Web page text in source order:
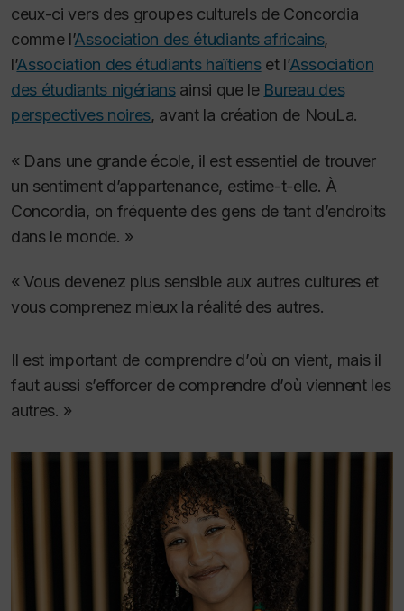
ceux-ci vers des groupes culturels de Concordia
comme l’Association des étudiants africains,
l’Association des étudiants haïtienset l’Association
des étudiants nigériansainsi que le Bureau des
perspectives noires, avant la création de NouLa.
« Dans une grande école, il est essentiel de trouver
un sentiment d’appartenance, estime-t-elle. À
Concordia, on fréquente des gens de tant d’endroits
dans le monde. »
« Vous devenez plus sensible aux autres cultures et
vous comprenez mieux la réalité des autres.
Il est important de comprendre d’où on vient, mais il
faut aussi s’efforcer de comprendre d’où viennent les
autres. »